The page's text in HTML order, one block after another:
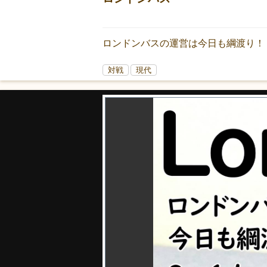
ロンドンバスの運営は今日も綱渡り！
対戦 現代